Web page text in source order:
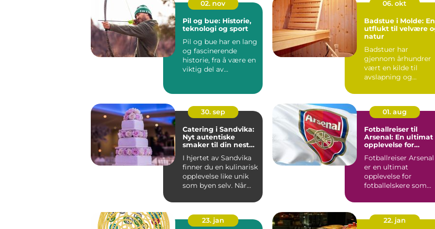
02. nov
Pil og bue: Historie,
teknologi og sport
Pil og bue har en lang
og fascinerende
historie, fra å være en
viktig del av
06. okt
Badstue i Molde: En
utflukt til velvære
natur
Badstuer har
gjennom århundrer
vært en kilde til
avslapning og
30. sep
Catering i Sandvika:
Nyt autentiske
smaker til din neste
I hjertet av Sandvika
finner du en kulinarisk
opplevelse like unik
som byen selv. Når
01. aug
Fotballreiser til
Arsenal: En ultimat
opplevelse for
Fotballreiser Arsenal
er en ultimat
opplevelse for
fotballelskere som
23. jan
22. jan